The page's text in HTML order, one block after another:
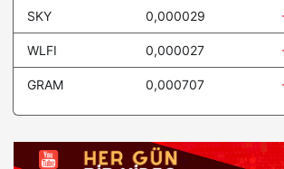
SKY 0,000029
WLFI 0,000027
GRAM 0,000707